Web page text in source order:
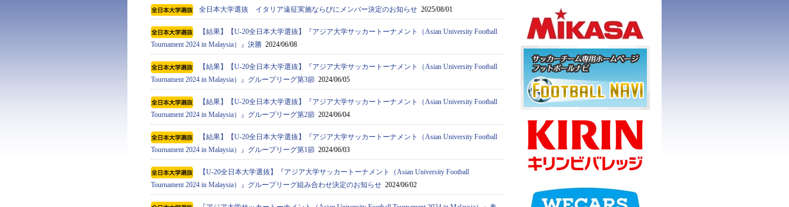
全日本大学選抜 イタリア遠征実施ならびにメンバー決定のお知らせ 2025/08/01
【結果】【U-20全日本大学選抜】『アジア⼤学サッカートーナメント（Asian University Football
Tournament 2024 in Malaysia）』決勝 2024/06/08
【結果】【U-20全日本大学選抜】『アジア⼤学サッカートーナメント（Asian University Football
Tournament 2024 in Malaysia）』グループリーグ第3節 2024/06/05
【結果】【U-20全日本大学選抜】『アジア⼤学サッカートーナメント（Asian University Football
Tournament 2024 in Malaysia）』グループリーグ第2節 2024/06/04
【結果】【U-20全日本大学選抜】『アジア⼤学サッカートーナメント（Asian University Football
Tournament 2024 in Malaysia）』グループリーグ第1節 2024/06/03
【U-20全日本大学選抜】『アジア⼤学サッカートーナメント（Asian University Football
Tournament 2024 in Malaysia）』グループリーグ組み合わせ決定のお知らせ 2024/06/02